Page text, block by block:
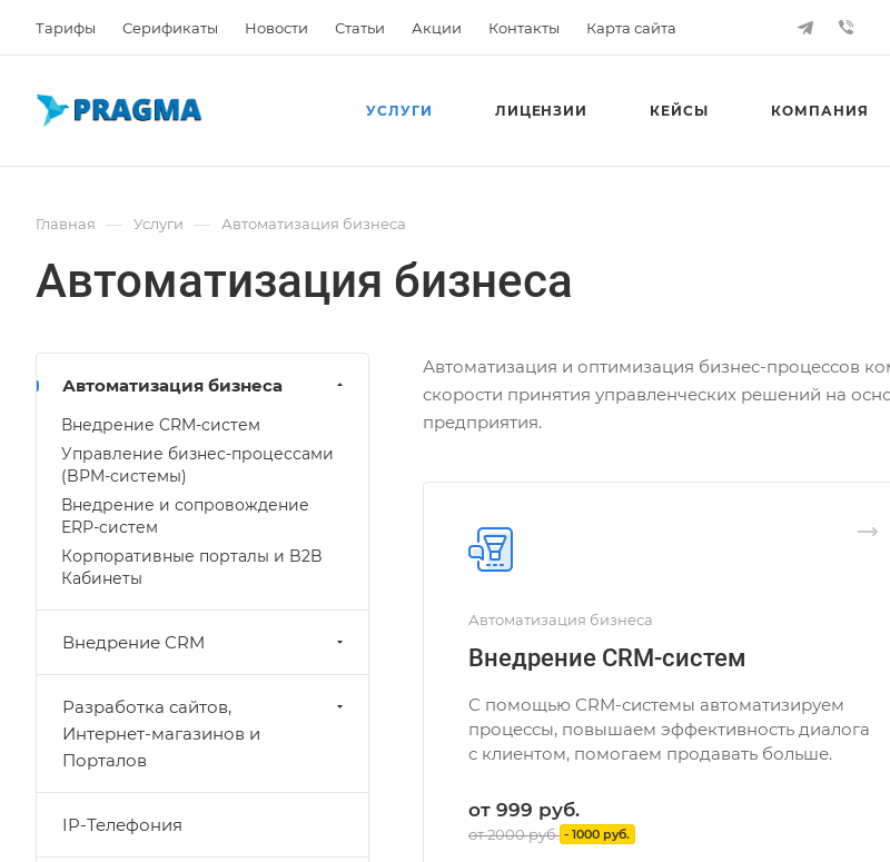
Тарифы Серификаты Новости Статьи Акции Контакты Карта сайта
УСЛУГИ ЛИЦЕНЗИИ КЕЙСЫ КОМПАНИЯ
Главная — Услуги — Автоматизация бизнеса
Автоматизация бизнеса
Автоматизация и оптимизация бизнес-процессов
скорости принятия управленческих решений на
предприятия.
Автоматизация бизнеса
Внедрение CRM-систем
С помощью CRM-системы автоматизируем
процессы, повышаем эффективность диалога
с клиентом, помогаем продавать больше.
от 999 руб.
от 2000 руб. - 1000 руб.
Автоматизация бизнеса
Внедрение CRM-систем
Управление бизнес-процессами
(BPM-системы)
Внедрение и сопровождение
ERP-систем
Корпоративные порталы и B2B
Кабинеты
Внедрение CRM
Разработка сайтов,
Интернет-магазинов и
Порталов
IP-Телефония